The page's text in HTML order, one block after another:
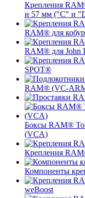
Крепления
и 57 мм ("C" и
RAM® для
RAM® для John
SPOT®
RAM® (VC-
Боксы RAM®
(VCA)
Крепления
Компоненты
weBoost